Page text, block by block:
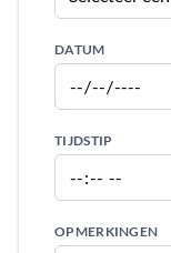
DATUM
TIJDSTIP
OPMERKINGEN